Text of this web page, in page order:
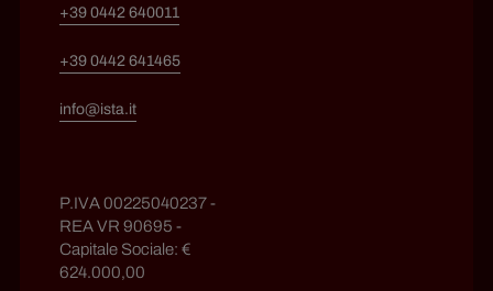
+39 0442 640011
+39 0442 641465
info@ista.it
P.IVA 00225040237 -
REA VR 90695 -
Capitale Sociale: €
624.000,00